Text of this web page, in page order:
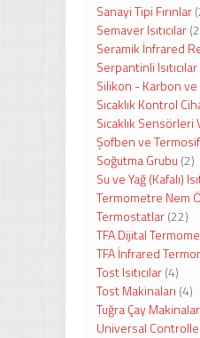
Sanayi Tipi Fırınlar
Semaver Isıtıcılar
Seramik İnfrared
Serpantinli Isıtıcılar
Silikon - Karbon ve
Sıcaklık Kontrol
Sıcaklık
Şofben ve
Soğutma Grubu (2)
Su ve Yağ (Kafalı)
Termometre Nem
Termostatlar(22)
TFA Dijital
TFA İnfrared
Tost Isıtıcılar(4)
Tost Makinaları (4)
Tuğra Çay
Universal